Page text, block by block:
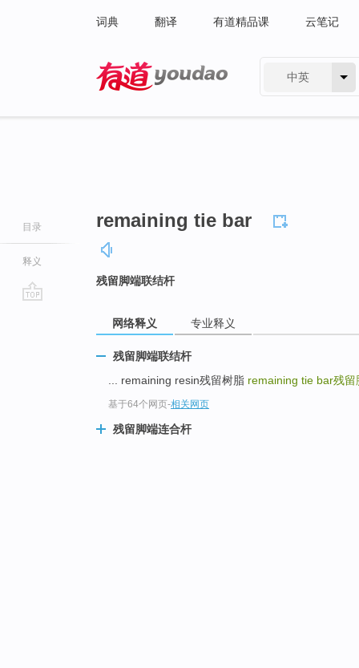
词典 翻译 有道精品课 云笔记
中英
目录
释义
remaining tie bar
残留脚端联结杆
网络释义 专业释义
残留脚端联结杆
... remaining resin残留树脂 remaining tie bar残留
基于64个网页-相关网页
残留脚端连合杆